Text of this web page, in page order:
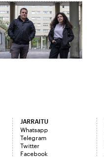
JARRAITU
Whatsapp
Telegram
Twitter
Facebook